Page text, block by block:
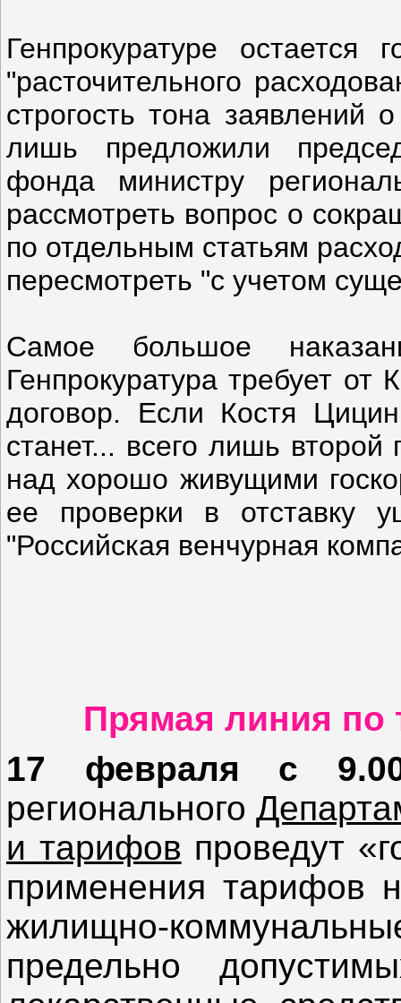
Генпрокуратуре остается
"расточительного
строгость тона заявлений
лишь предложили
фонда министру
рассмотреть вопрос о
по отдельным статьям
пересмотреть "с учетом
Самое большое
Генпрокуратура требует от
договор. Если Костя
станет... всего лишь
над хорошо живущими
ее проверки в отставку
"Российская венчурная
Прямая линия по
17 февраля с
регионального
и тарифов проведут
применения тарифов
жилищно-
предельно